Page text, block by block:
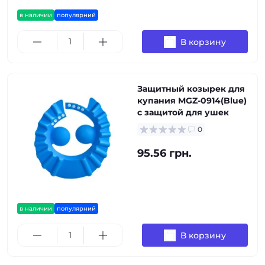
в наличии популярний
В корзину
в наличии популярний
Защитный козырек для
купания MGZ-0914(Blue)
с защитой для ушек
0
95.56 грн.
В корзину